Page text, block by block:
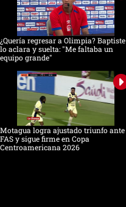
¿Quería regresar a Olimpia? Baptiste
lo aclara y suelta: "Me faltaba un
equipo grande"
Motagua logra ajustado triunfo ante
FAS y sigue firme en Copa
Centroamericana 2026